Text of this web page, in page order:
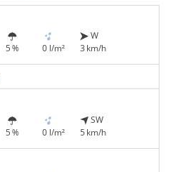
5 % 0 l/m²
W
3 km/h
5 % 0 l/m²
SW
5 km/h